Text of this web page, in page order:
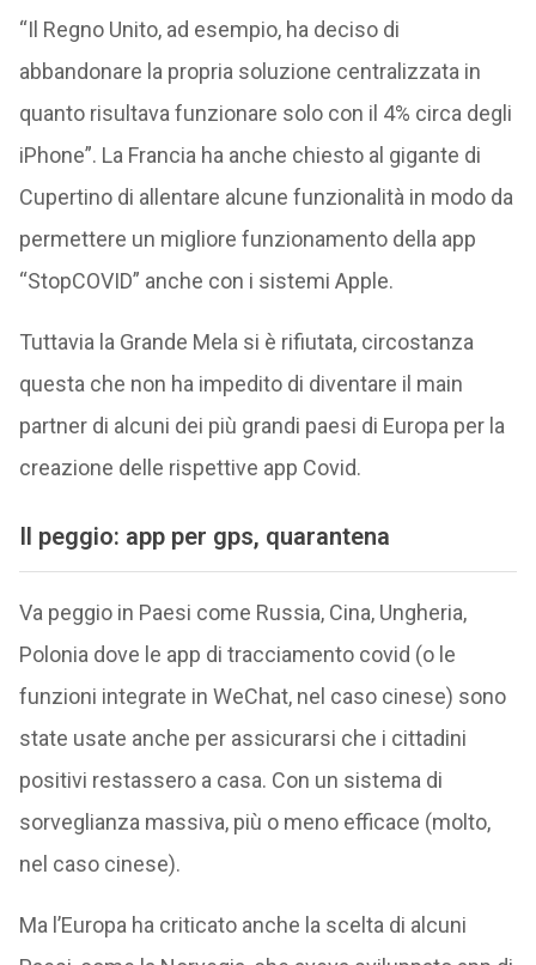
“Il Regno Unito, ad esempio, ha deciso di
abbandonare la propria soluzione centralizzata in
quanto risultava funzionare solo con il 4% circa degli
iPhone”. La Francia ha anche chiesto al gigante di
Cupertino di allentare alcune funzionalità in modo da
permettere un migliore funzionamento della app
“StopCOVID” anche con i sistemi Apple.
Tuttavia la Grande Mela si è rifiutata, circostanza
questa che non ha impedito di diventare il main
partner di alcuni dei più grandi paesi di Europa per la
creazione delle rispettive app Covid.
Il peggio: app per gps, quarantena
Va peggio in Paesi come Russia, Cina, Ungheria,
Polonia dove le app di tracciamento covid (o le
funzioni integrate in WeChat, nel caso cinese) sono
state usate anche per assicurarsi che i cittadini
positivi restassero a casa. Con un sistema di
sorveglianza massiva, più o meno efficace (molto,
nel caso cinese).
Ma l’Europa ha criticato anche la scelta di alcuni